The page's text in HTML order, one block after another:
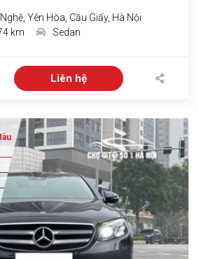
Yên Hòa, Cầu Giấy, Hà Nội
km Sedan
Liên hệ